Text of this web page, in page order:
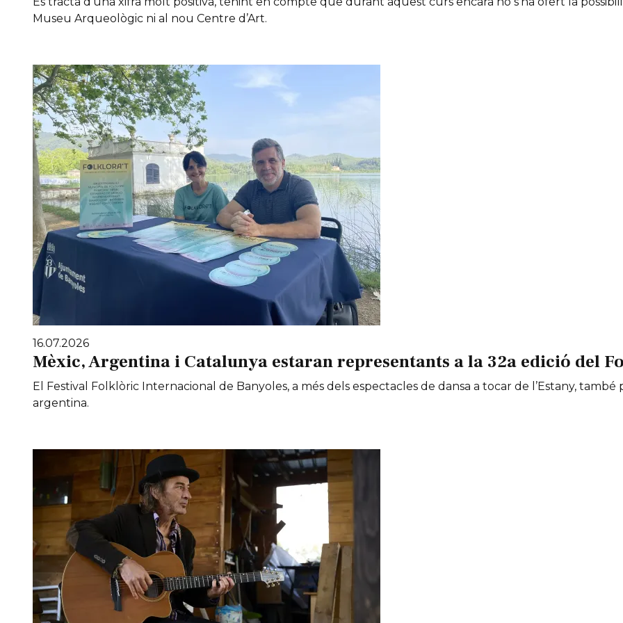
Museu Arqueològic ni al nou Centre d’Art.
16.07.2026
Mèxic, Argentina i Catalunya estaran representants a la 32a edició del
El Festival Folklòric Internacional de Banyoles, a més dels espectacles de dansa a tocar de l’Estany,
argentina.